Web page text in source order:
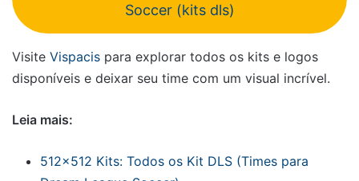
Soccer (kits dls)
Visite Vispacis para explorar todos os kits e logos
disponíveis e deixar seu time com um visual incrível.
Leia mais:
512×512 Kits: Todos os Kit DLS (Times para